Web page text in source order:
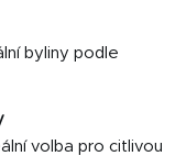
byliny podle
volba pro citlivou